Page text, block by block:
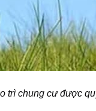
trì chung cư được